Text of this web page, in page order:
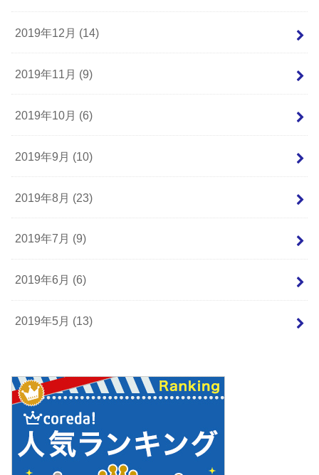
2019年12月 (14)
2019年11月 (9)
2019年10月 (6)
2019年9月 (10)
2019年8月 (23)
2019年7月 (9)
2019年6月 (6)
2019年5月 (13)